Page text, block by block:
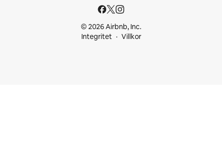
© 2026 Airbnb, Inc.
Integritet
Villkor